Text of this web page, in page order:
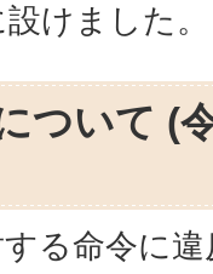
けました。
ついて (
る命令に